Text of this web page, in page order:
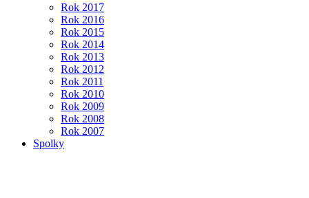
Rok 2017
Rok 2016
Rok 2015
Rok 2014
Rok 2013
Rok 2012
Rok 2011
Rok 2010
Rok 2009
Rok 2008
Rok 2007
Spolky